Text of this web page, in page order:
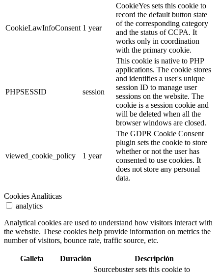
CookieLawInfoConsent 1 year
CookieYes sets this cookie to
record the default button state
of the corresponding category
and the status of CCPA. It
works only in coordination
with the primary cookie.
PHPSESSID session
This cookie is native to PHP
applications. The cookie stores
and identifies a user's unique
session ID to manage user
sessions on the website. The
cookie is a session cookie and
will be deleted when all the
browser windows are closed.
viewed_cookie_policy 1 year
The GDPR Cookie Consent
plugin sets the cookie to store
whether or not the user has
consented to use cookies. It
does not store any personal
data.
Cookies Analíticas
analytics
Analytical cookies are used to understand how visitors interact with
the website. These cookies help provide information on metrics the
number of visitors, bounce rate, traffic source, etc.
Galleta Duración
Descripción
Sourcebuster sets this cookie to